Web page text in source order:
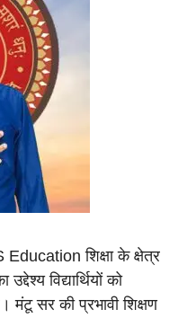
Education शिक्षा के क्षेत्र
विद्यार्थियों को
मंटू सर की प्रभावी शिक्षण